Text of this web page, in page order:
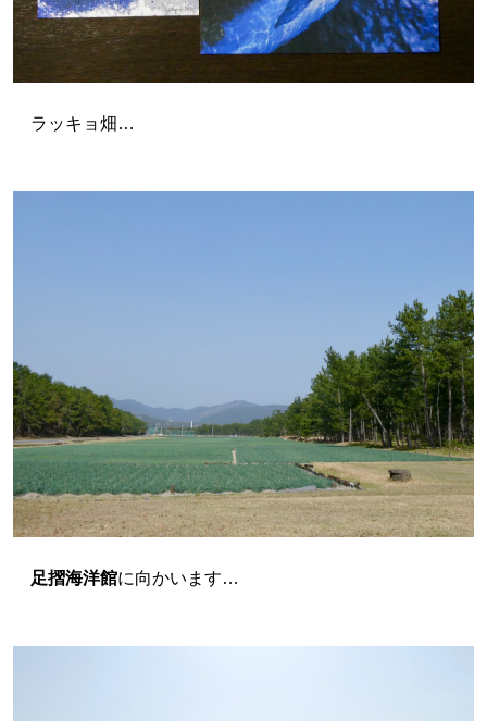
ラッキョ畑…
足摺海洋館に向かいます…